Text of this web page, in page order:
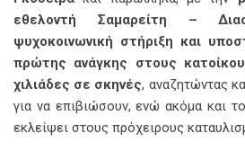
εθελοντή Σαμαρείτη –
ψυχοκοινωνική στήριξη και
πρώτης ανάγκης στους
χιλιάδες σε σκηνές, αναζητώντας
για να επιβιώσουν, ενώ ακόμα και
εκλείψει στους πρόχειρους